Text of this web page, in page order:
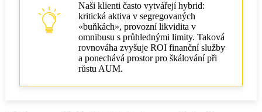
Naši klienti často vytvářejí hybrid:
kritická aktiva v segregovaných
«buňkách», provozní likvidita v
omnibusu s průhlednými limity. Taková
rovnováha zvyšuje ROI finanční služby
a ponechává prostor pro škálování při
růstu AUM.